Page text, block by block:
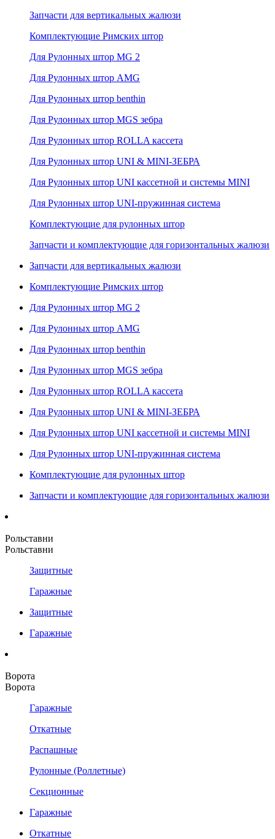
Запчасти для вертикальных жалюзи
Комплектующие Римских штор
Для Рулонных штор MG 2
Для Рулонных штор AMG
Для Рулонных штор benthin
Для Рулонных штор MGS зебра
Для Рулонных штор ROLLA кассета
Для Рулонных штор UNI & MINI-ЗЕБРА
Для Рулонных штор UNI кассетной и системы MINI
Для Рулонных штор UNI-пружинная система
Комплектующие для рулонных штор
Запчасти и комплектующие для горизонтальных жалюзи
Запчасти для вертикальных жалюзи
Комплектующие Римских штор
Для Рулонных штор MG 2
Для Рулонных штор AMG
Для Рулонных штор benthin
Для Рулонных штор MGS зебра
Для Рулонных штор ROLLA кассета
Для Рулонных штор UNI & MINI-ЗЕБРА
Для Рулонных штор UNI кассетной и системы MINI
Для Рулонных штор UNI-пружинная система
Комплектующие для рулонных штор
Запчасти и комплектующие для горизонтальных жалюзи
Рольставни
Рольставни
Защитные
Гаражные
Защитные
Гаражные
Ворота
Ворота
Гаражные
Откатные
Распашные
Рулонные (Роллетные)
Секционные
Гаражные
Откатные